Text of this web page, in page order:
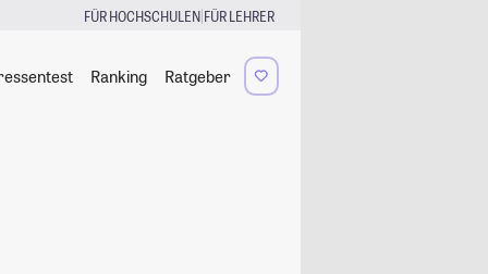
FÜR HOCHSCHULEN|FÜR LEHRER
Ranking Ratgeber